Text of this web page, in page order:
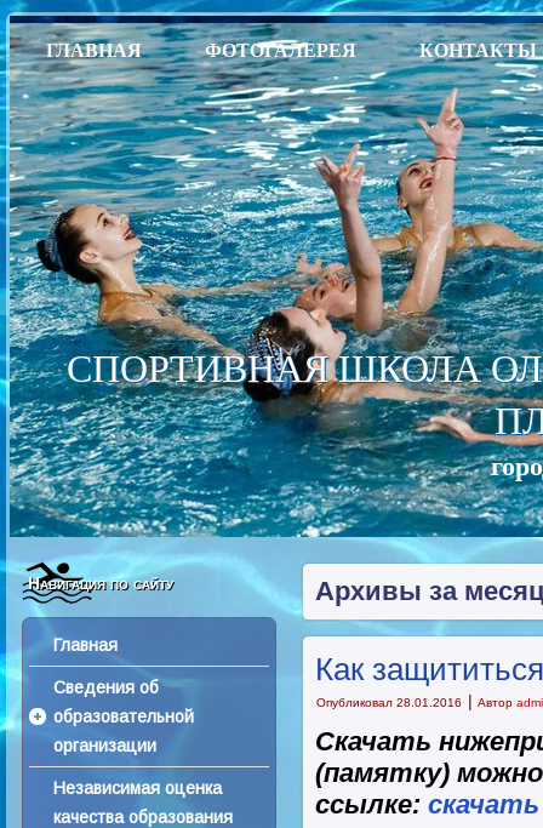
ГЛАВНАЯ ФОТОГАЛЕРЕЯ КОНТАКТЫ
СПОРТИВНАЯ ШКОЛА
Навигация по сайту
Главная
Сведения об
образовательной
организации
Независимая оценка
качества образования
Архивы за
Как
Опубликовал 28.01.2016 Автор
Скачать
(памятку)
ссылке: скачать